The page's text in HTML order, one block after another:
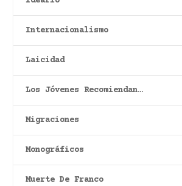
Internacionalismo
Laicidad
Los Jóvenes Recomiendan…
Migraciones
Monográficos
Muerte De Franco